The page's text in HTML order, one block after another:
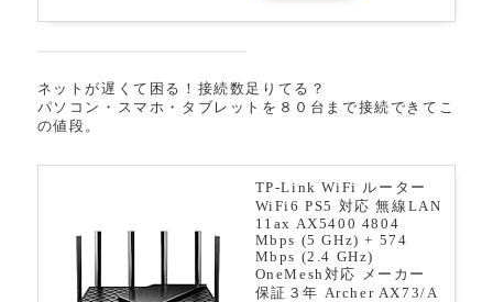
ネットが遅くて困る！接続数足りてる？
パソコン・スマホ・タブレットを８０台まで接続できてこ
の値段。
TP-Link WiFi ルーター
WiFi6 PS5 対応 無線LAN
11ax AX5400 4804
Mbps (5 GHz) + 574
Mbps (2.4 GHz)
OneMesh対応 メーカー
保証３年 Archer AX73/A